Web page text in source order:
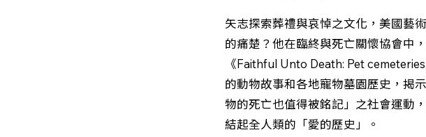
矢志探索葬禮與哀悼之文化，美國藝
的痛楚？他在臨終與死亡關懷協會中
《Faithful Unto Death: Pet
的動物故事和各地寵物墓園歷史，揭
物的死亡也值得被銘記」之社會運動
結起全人類的「愛的歷史」。